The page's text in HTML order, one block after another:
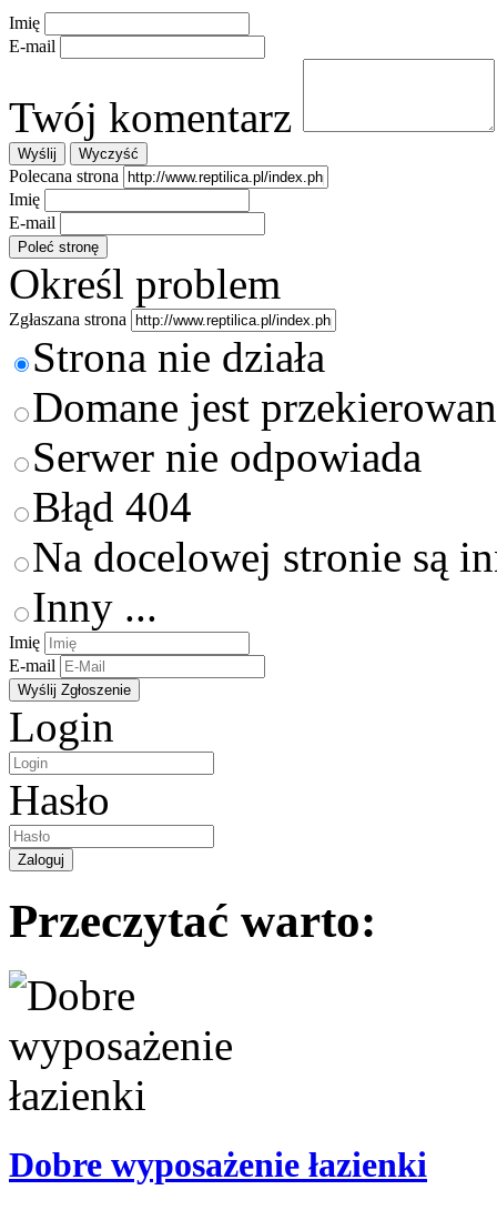
Imię
E-mail
Twój komentarz
Polecana strona
Imię
E-mail
Określ problem
Zgłaszana strona
Strona nie działa
Domane jest
Serwer nie odpowiada
Błąd 404
Na docelowej stronie są
Inny ...
Imię
E-mail
Login
Hasło
Przeczytać warto:
Dobre wyposażenie łazienki